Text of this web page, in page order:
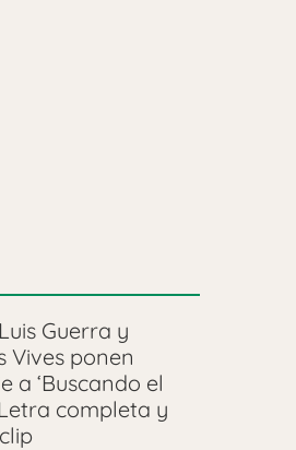
Guerra y
Vives ponen
a ‘Buscando el
completa y